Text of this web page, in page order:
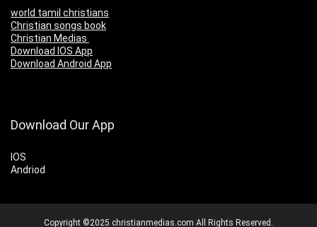
world tamil christians
Christian songs book
Christian Medias
Download IOS App
Download Android App
Download Our App
IOS
Andriod
Copyright ©2025 christianmedias.com All Rights Reserved.